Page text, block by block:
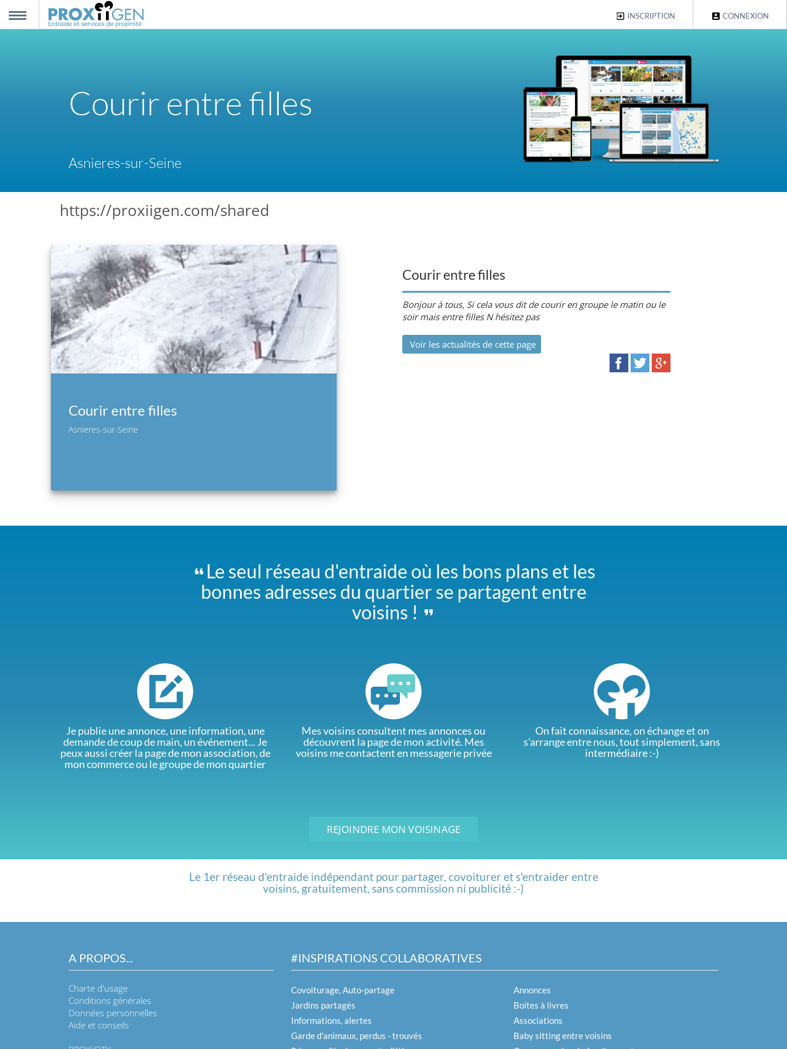
CONNEXION
INSCRIPTION
Courir entre filles
Asnieres-sur-Seine
https://proxiigen.com/shared
Courir entre filles
Asnieres-sur-Seine
Courir entre filles
Bonjour à tous, Si cela vous dit de courir en groupe le matin ou le
soir mais entre filles N hésitez pas
Voir les actualités de cette page
Le seul réseau d'entraide où les bons plans et les
bonnes adresses du quartier se partagent entre
voisins !
Je publie une annonce, une information, une
demande de coup de main, un événement... Je
peux aussi créer la page de mon association, de
mon commerce ou le groupe de mon quartier
Mes voisins consultent mes annonces ou
découvrent la page de mon activité. Mes
voisins me contactent en messagerie privée
On fait connaissance, on échange et on
s'arrange entre nous, tout simplement, sans
intermédiaire :-)
REJOINDRE MON VOISINAGE
Le 1er réseau d'entraide indépendant pour partager, covoiturer et s'entraider entre
voisins, gratuitement, sans commission ni publicité :-)
A PROPOS...
Charte d'usage
Conditions générales
Données personnelles
Aide et conseils
#INSPIRATIONS COLLABORATIVES
Covoiturage, Auto-partage
Annonces
Jardins partagés
Boites à livres
Informations, alertes
Associations
Garde d'animaux, perdus - trouvés
Baby sitting entre voisins